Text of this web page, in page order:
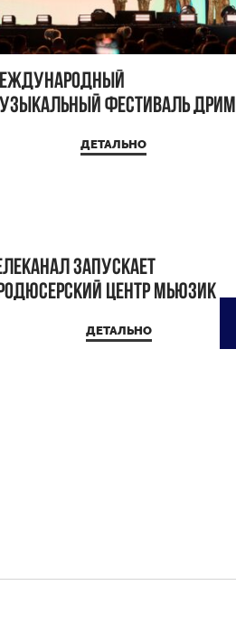
фестиваль ДРИМ
ДЕТАЛЬНО
запускает
центр Мьюзик
ДЕТАЛЬНО